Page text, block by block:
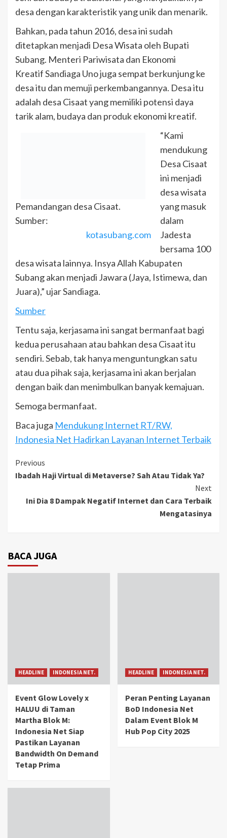
desa dengan karakteristik yang unik dan menarik.
Bahkan, pada tahun 2016, desa ini sudah
ditetapkan menjadi Desa Wisata oleh Bupati
Subang. Menteri Pariwisata dan Ekonomi
Kreatif Sandiaga Uno juga sempat berkunjung ke
desa itu dan memuji perkembangannya. Desa itu
adalah desa Cisaat yang memiliki potensi daya
tarik alam, budaya dan produk ekonomi kreatif.
Pemandangan desa Cisaat.
Sumber:
kotasubang.com
“Kami
mendukung
Desa Cisaat
ini menjadi
desa wisata
yang masuk
dalam
Jadesta
bersama 100
desa wisata lainnya. Insya Allah Kabupaten
Subang akan menjadi Jawara (Jaya, Istimewa, dan
Juara),” ujar Sandiaga.
Sumber
Tentu saja, kerjasama ini sangat bermanfaat bagi
kedua perusahaan atau bahkan desa Cisaat itu
sendiri. Sebab, tak hanya menguntungkan satu
atau dua pihak saja, kerjasama ini akan berjalan
dengan baik dan menimbulkan banyak kemajuan.
Semoga bermanfaat.
Baca juga Mendukung Internet RT/RW,
Indonesia Net Hadirkan Layanan Internet Terbaik
Continue
Reading
Previous
Ibadah Haji Virtual di Metaverse? Sah Atau Tidak Ya?
Next
Ini Dia 8 Dampak Negatif Internet dan Cara Terbaik
Mengatasinya
BACA JUGA
HEADLINE INDONESIA NET.
Event Glow Lovely x
HALUU di Taman
Martha Blok M:
Indonesia Net Siap
Pastikan Layanan
Bandwidth On Demand
Tetap Prima
HEADLINE INDONESIA NET.
Peran Penting Layanan
BoD Indonesia Net
Dalam Event Blok M
Hub Pop City 2025